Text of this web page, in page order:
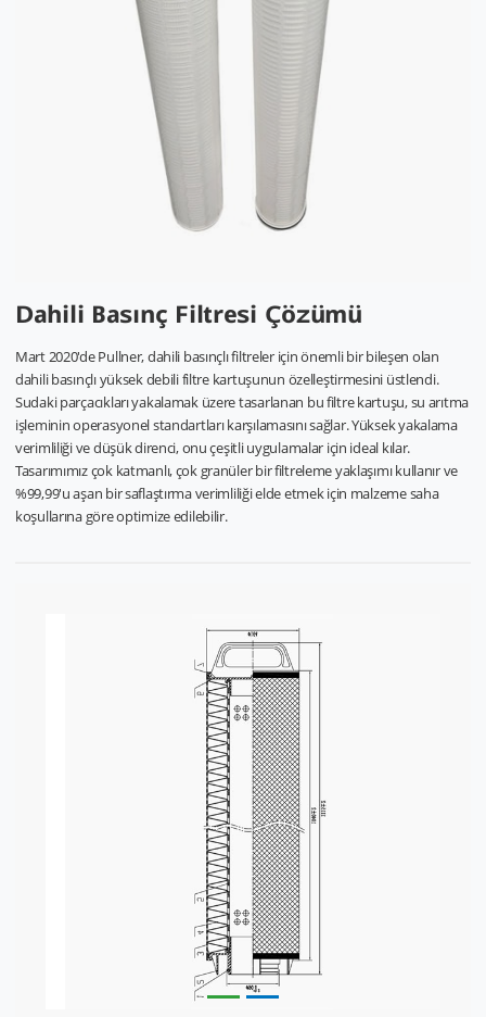
Dahili Basınç Filtresi Çözümü
Mart 2020'de Pullner, dahili basınçlı filtreler için önemli bir bileşen olan
dahili basınçlı yüksek debili filtre kartuşunun özelleştirmesini üstlendi.
Sudaki parçacıkları yakalamak üzere tasarlanan bu filtre kartuşu, su arıtma
işleminin operasyonel standartları karşılamasını sağlar. Yüksek yakalama
verimliliği ve düşük direnci, onu çeşitli uygulamalar için ideal kılar.
Tasarımımız çok katmanlı, çok granüler bir filtreleme yaklaşımı kullanır ve
%99,99'u aşan bir saflaştırma verimliliği elde etmek için malzeme saha
koşullarına göre optimize edilebilir.